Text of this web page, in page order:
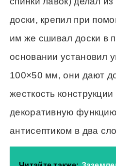
доски, крепил при
им же сшивал доски в
основании установил
100×50 мм, они дают
жесткость
декоративную
антисептиком в два